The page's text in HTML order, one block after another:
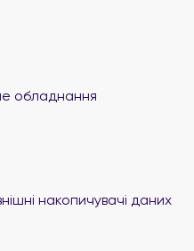
обладнання
накопичувачі даних